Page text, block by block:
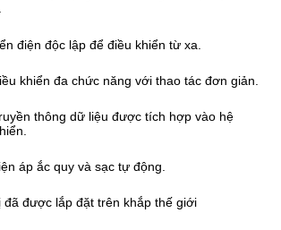
điện độc lập để điều khiển từ xa.
khiển đa chức năng với thao tác đơn giản.
thông dữ liệu được tích hợp vào hệ
áp ắc quy và sạc tự động.
đã được lắp đặt trên khắp thế giới